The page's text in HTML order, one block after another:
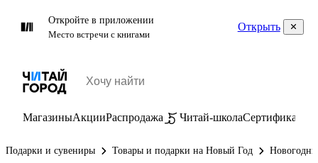
Откройте в приложении
Место встречи с книгами
Открыть
МагазиныАкцииРаспродажа Читай-школаСертификаты
Подарки и сувениры Товары и подарки на Новый Год